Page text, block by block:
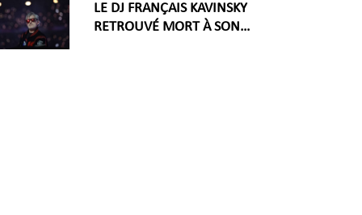
LE DJ FRANÇAIS KAVINSKY
RETROUVÉ MORT À SON